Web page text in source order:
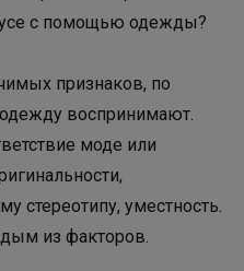
с помощью одежды?
признаков, по
воспринимают.
моде или
стереотипу, уместность.
из факторов.